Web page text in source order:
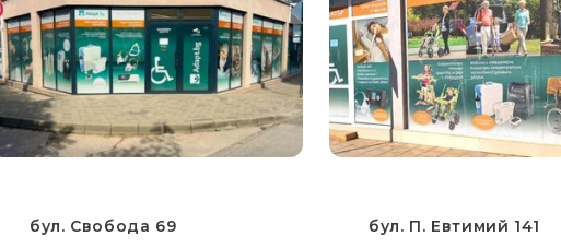
бул. Свобода 69 бул. П. Евтимий 141